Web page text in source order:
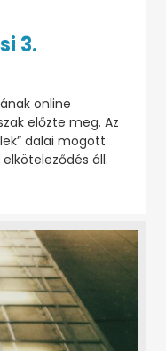
3.
online
előzte meg. Az
dalai mögött
áll.